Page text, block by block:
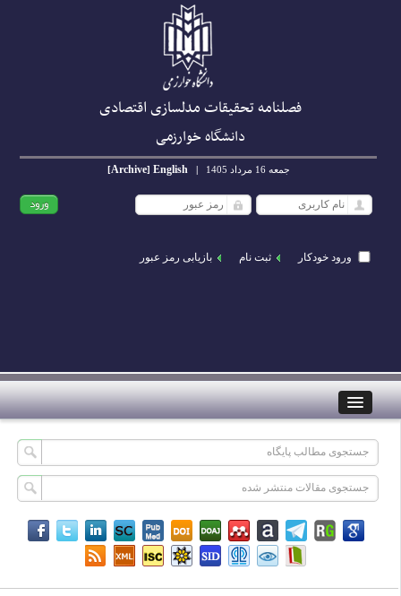
فصلنامه تحقیقات مدلسازی اقتصادی
دانشگاه خوارزمی
جمعه 16 مرداد 1405 |
English
[Archive]
ورود خودکار ثبت نام بازیابی رمز عبور